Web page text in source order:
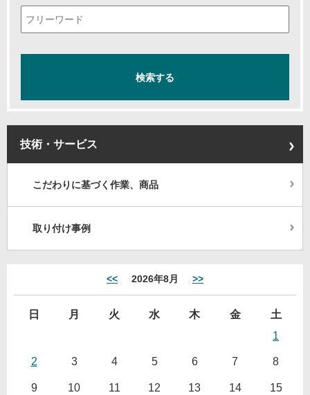
技術・サービス
こだわりに基づく作業、商品
取り付け事例
<< 2026年8月 >>
日 月 火 水 木 金
土
1
2 3 4 5 6 7 8
9 10 11 12 13 14 15